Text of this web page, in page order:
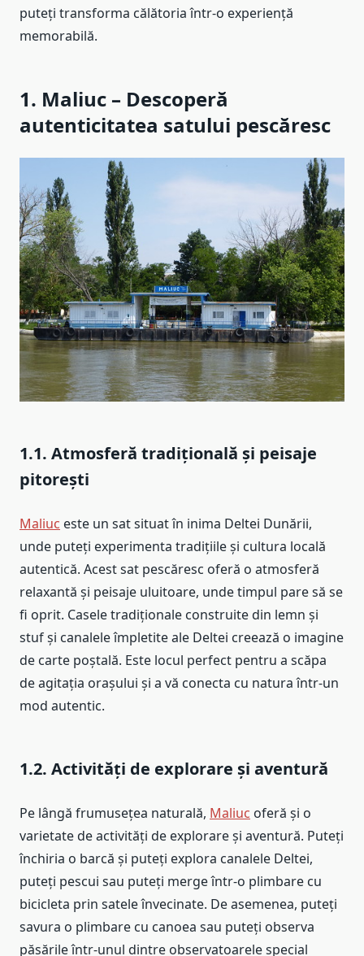
puteți transforma călătoria într-o experiență
memorabilă.
1. Maliuc – Descoperă
autenticitatea satului pescăresc
1.1. Atmosferă tradițională și peisaje
pitorești
Maliuc este un sat situat în inima Deltei Dunării,
unde puteți experimenta tradițiile și cultura locală
autentică. Acest sat pescăresc oferă o atmosferă
relaxantă și peisaje uluitoare, unde timpul pare să se
fi oprit. Casele tradiționale construite din lemn și
stuf și canalele împletite ale Deltei creează o imagine
de carte poștală. Este locul perfect pentru a scăpa
de agitația orașului și a vă conecta cu natura într-un
mod autentic.
1.2. Activități de explorare și aventură
Pe lângă frumusețea naturală, Maliuc oferă și o
varietate de activități de explorare și aventură. Puteți
închiria o barcă și puteți explora canalele Deltei,
puteți pescui sau puteți merge într-o plimbare cu
bicicleta prin satele învecinate. De asemenea, puteți
savura o plimbare cu canoea sau puteți observa
păsările într-unul dintre observatoarele special